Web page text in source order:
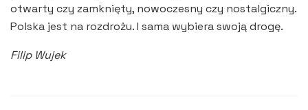
otwarty czy zamknięty, nowoczesny czy nostalgiczny.
Polska jest na rozdrożu. I sama wybiera swoją drogę.
Filip Wujek